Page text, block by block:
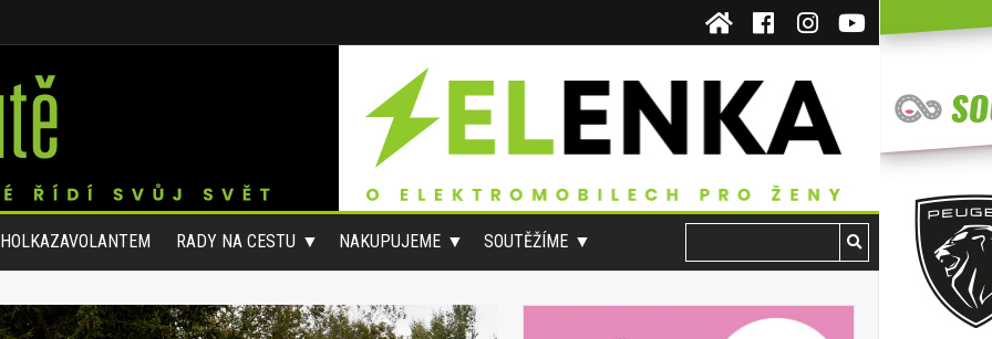
RADY NA CESTU NAKUPUJEME SOUTĚŽÍME